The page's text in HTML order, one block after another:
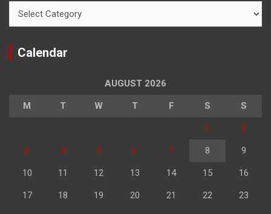
Calendar
AUGUST 2026
M T W T F S S
1 2
3 4 5 6 7 8 9
10 11 12 13 14 15 16
17 18 19 20 21 22 23